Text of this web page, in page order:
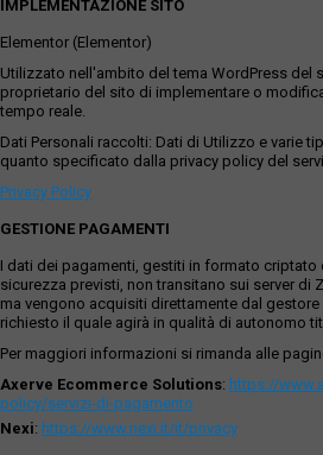
IMPLEMENTAZIONE SITO
Elementor (Elementor)
Utilizzato nell'ambito del tema WordPress del
proprietario del sito di implementare o
tempo reale.
Dati Personali raccolti: Dati di Utilizzo e varie
quanto specificato dalla privacy policy del
Privacy Policy
GESTIONE PAGAMENTI
I dati dei pagamenti, gestiti in formato criptato
sicurezza previsti, non transitano sui server di
ma vengono acquisiti direttamente dal
richiesto il quale agirà in qualità di autonomo
Per maggiori informazioni si rimanda alle
Axerve Ecommerce Solutions: https://
policy/servizi-di-pagamento
Nexi: https://www.nexi.it/it/privacy